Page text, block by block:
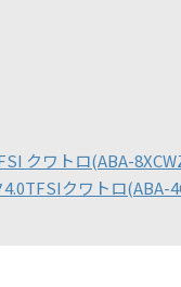
クワトロ(ABA-
クワトロ(ABA-